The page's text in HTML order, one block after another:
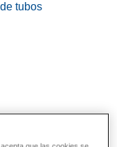
tubos